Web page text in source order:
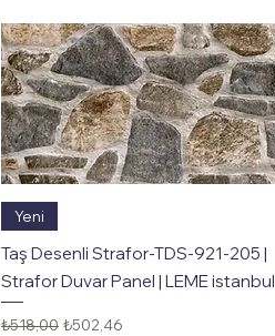
Yeni
Taş Desenli Strafor-TDS-921-205 |
Strafor Duvar Panel | LEME istanbul
Normal Fiyat
₺518,00 İndirimli Fiyat
₺502,46